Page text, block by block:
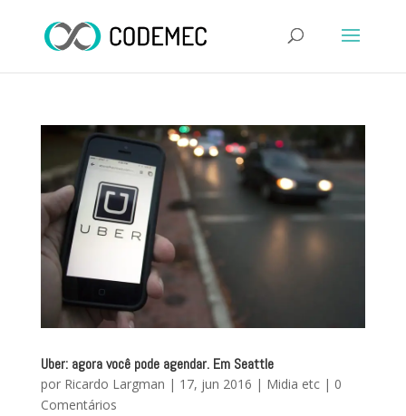
Uber: agora você pode agendar. Em Seattle
por Ricardo Largman | 17, jun 2016 | Midia etc| 0
Comentários